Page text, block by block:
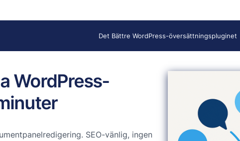
Det Bättre WordPress-översättningspluginet
WordPress-
SEO-vänlig, ingen